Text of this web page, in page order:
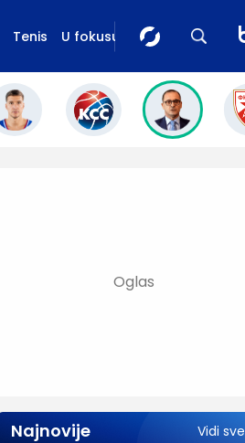
Tenis U fokusu
Najnovije Vidi sve